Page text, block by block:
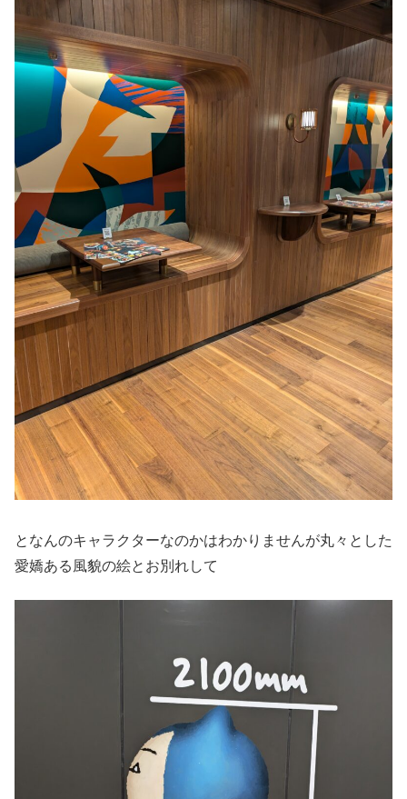
となんのキャラクターなのかはわかりませんが丸々とした
愛嬌ある風貌の絵とお別れして